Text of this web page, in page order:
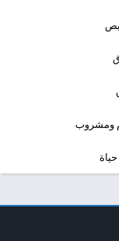
ومشروب